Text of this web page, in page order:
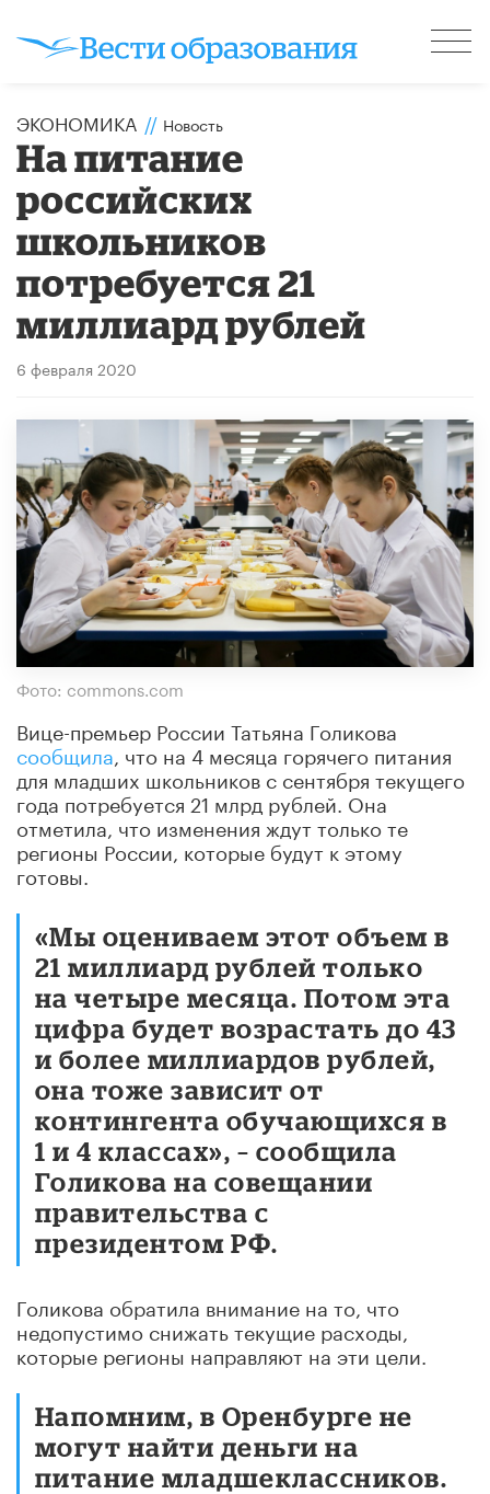
ЭКОНОМИКА // Новость
На питание
российских
школьников
потребуется 21
миллиард рублей
6 февраля 2020
Фото: commons.com
Вице-премьер России Татьяна Голикова
сообщила , что на 4 месяца горячего питания
для младших школьников с сентября текущего
года потребуется 21 млрд рублей. Она
отметила, что изменения ждут только те
регионы России, которые будут к этому
готовы.
«Мы оцениваем этот объем в
21 миллиард рублей только
на четыре месяца. Потом эта
цифра будет возрастать до 43
и более миллиардов рублей,
она тоже зависит от
контингента обучающихся в
1 и 4 классах», – сообщила
Голикова на совещании
правительства с
президентом РФ.
Голикова обратила внимание на то, что
недопустимо снижать текущие расходы,
которые регионы направляют на эти цели.
Напомним, в Оренбурге не
могут найти деньги на
питание младшеклассников.